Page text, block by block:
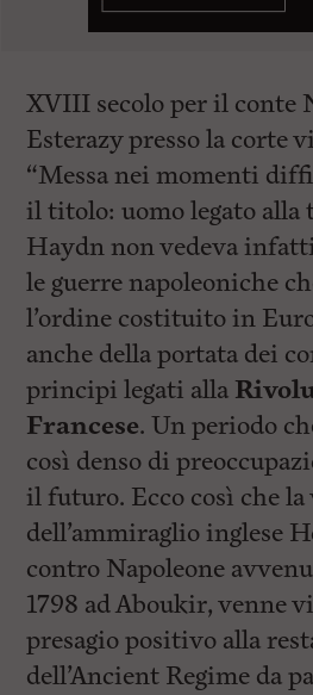
XVIII secolo per il conte
Esterazy presso la corte
“Messa nei momenti
il titolo: uomo legato alla
Haydn non vedeva
le guerre napoleoniche
l’ordine costituito in
anche della portata dei
principi legati alla
Francese. Un periodo
così denso di
il futuro. Ecco così che
dell’ammiraglio inglese
contro Napoleone
1798 ad Aboukir, venne
presagio positivo alla
dell’Ancient Regime da